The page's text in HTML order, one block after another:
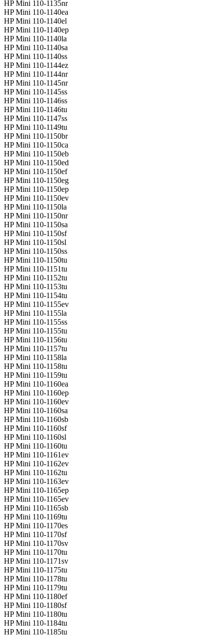
HP Mini 110-1135nr
HP Mini 110-1140ea
HP Mini 110-1140el
HP Mini 110-1140ep
HP Mini 110-1140la
HP Mini 110-1140sa
HP Mini 110-1140ss
HP Mini 110-1144ez
HP Mini 110-1144nr
HP Mini 110-1145nr
HP Mini 110-1145ss
HP Mini 110-1146ss
HP Mini 110-1146tu
HP Mini 110-1147ss
HP Mini 110-1149tu
HP Mini 110-1150br
HP Mini 110-1150ca
HP Mini 110-1150eb
HP Mini 110-1150ed
HP Mini 110-1150ef
HP Mini 110-1150eg
HP Mini 110-1150ep
HP Mini 110-1150ev
HP Mini 110-1150la
HP Mini 110-1150nr
HP Mini 110-1150sa
HP Mini 110-1150sf
HP Mini 110-1150sl
HP Mini 110-1150ss
HP Mini 110-1150tu
HP Mini 110-1151tu
HP Mini 110-1152tu
HP Mini 110-1153tu
HP Mini 110-1154tu
HP Mini 110-1155ev
HP Mini 110-1155la
HP Mini 110-1155ss
HP Mini 110-1155tu
HP Mini 110-1156tu
HP Mini 110-1157tu
HP Mini 110-1158la
HP Mini 110-1158tu
HP Mini 110-1159tu
HP Mini 110-1160ea
HP Mini 110-1160ep
HP Mini 110-1160ev
HP Mini 110-1160sa
HP Mini 110-1160sb
HP Mini 110-1160sf
HP Mini 110-1160sl
HP Mini 110-1160tu
HP Mini 110-1161ev
HP Mini 110-1162ev
HP Mini 110-1162tu
HP Mini 110-1163ev
HP Mini 110-1165ep
HP Mini 110-1165ev
HP Mini 110-1165sb
HP Mini 110-1169tu
HP Mini 110-1170es
HP Mini 110-1170sf
HP Mini 110-1170sv
HP Mini 110-1170tu
HP Mini 110-1171sv
HP Mini 110-1175tu
HP Mini 110-1178tu
HP Mini 110-1179tu
HP Mini 110-1180ef
HP Mini 110-1180sf
HP Mini 110-1180tu
HP Mini 110-1184tu
HP Mini 110-1185tu